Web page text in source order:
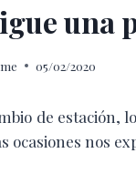
una
05/02/2020
de estación,
ocasiones nos